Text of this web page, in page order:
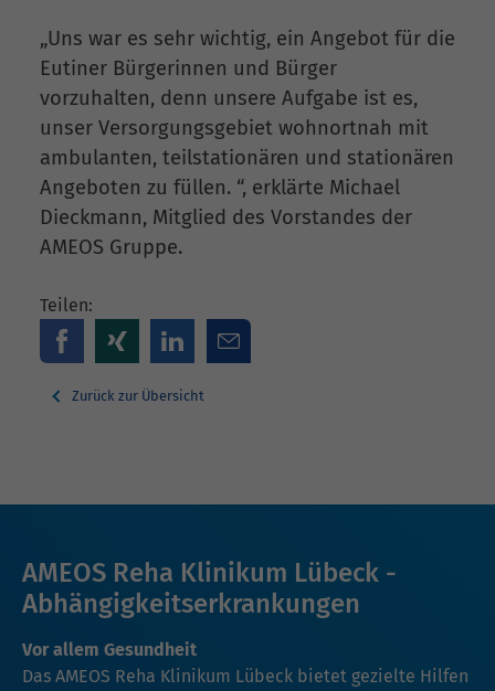
„Uns war es sehr wichtig, ein Angebot für die
Eutiner Bürgerinnen und Bürger
vorzuhalten, denn unsere Aufgabe ist es,
unser Versorgungsgebiet wohnortnah mit
ambulanten, teilstationären und stationären
Angeboten zu füllen. “, erklärte Michael
Dieckmann, Mitglied des Vorstandes der
AMEOS Gruppe.
Teilen:
Zurück zur Übersicht
AMEOS Reha Klinikum Lübeck -
Abhängigkeitserkrankungen
Vor allem Gesundheit
Das AMEOS Reha Klinikum Lübeck bietet gezielte Hilfen